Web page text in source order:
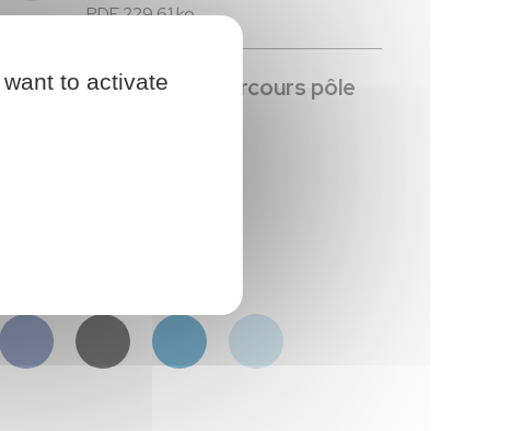
PDF 229.61 ko
Référent de parcours pôle
to activate